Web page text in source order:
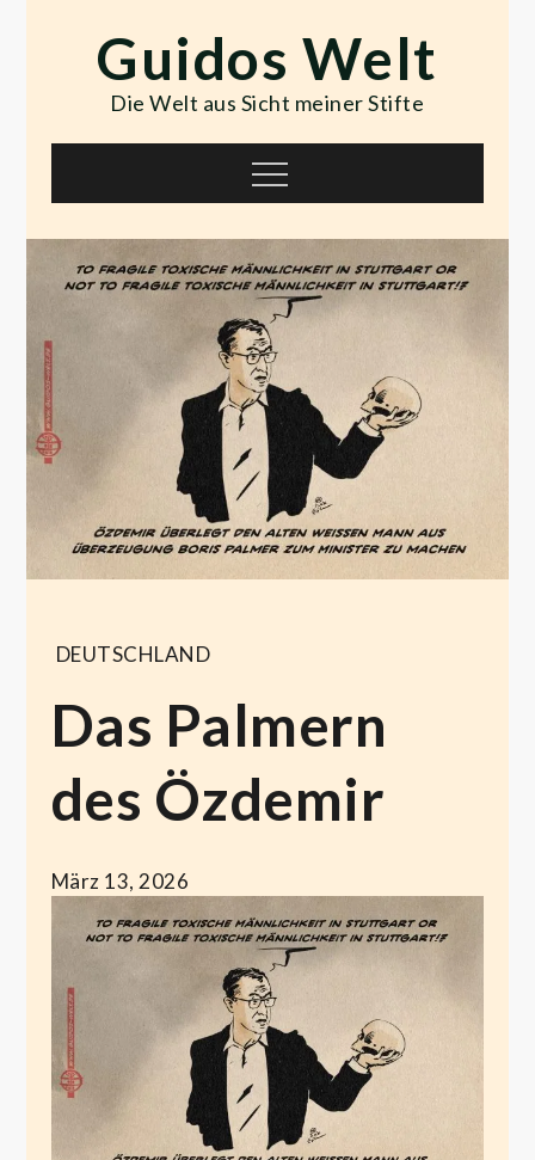
contentGuidos Welt
Die Welt aus Sicht meiner Stifte
Menu
DEUTSCHLAND
Das Palmern
des Özdemir
März 13, 2026